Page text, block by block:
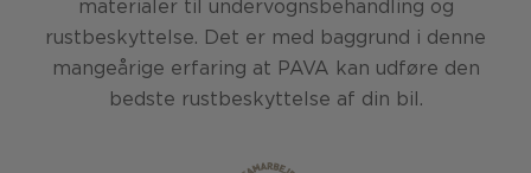
materialer til undervognsbehandling og
rustbeskyttelse. Det er med baggrund i denne
mangeårige erfaring at PAVA kan udføre den
bedste rustbeskyttelse af din bil.
ved at indsamle besøgsstatistik om antal besøg og
Markedsføring
Markedsførings-cookies (tracking-cookies) indsamler
på for at kunne vise personrettede annoncer, når denne